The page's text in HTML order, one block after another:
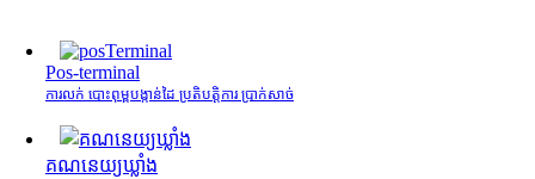
Pos-terminal
ការលក់ បោះពុម្ពបង្កាន់ដៃ ប្រតិបត្តិការ ប្រាក់សាច់
គណនេយ្យឃ្លាំង